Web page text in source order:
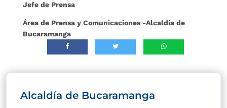
Jefe de Prensa
Área de Prensa y Comunicaciones -Alcaldía de
Bucaramanga
Alcaldía de Bucaramanga